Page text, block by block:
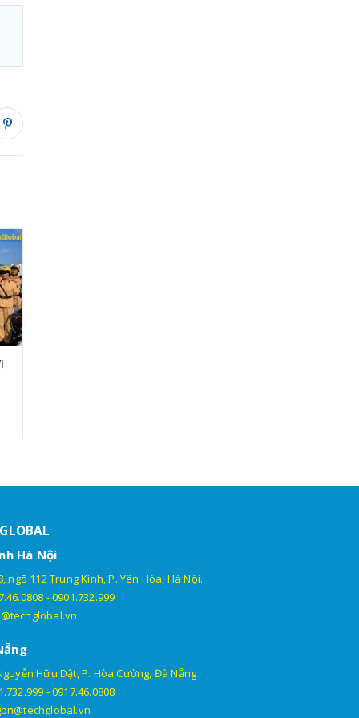
Hà Nội
ngõ 112 Trung Kính, P. Yên Hòa, Hà Nội.
-0901.732.999
Hữu Dật, P. Hòa Cường, Đà Nẵng
-0917.46.0808